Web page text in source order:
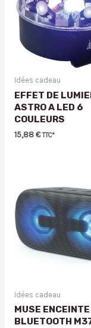
Idées cadeau
EFFET DE
ASTRO A LED 6
COULEURS
15,88€ TTC*
Idées cadeau
MUSE ENCEINTE
BLUETOOTH